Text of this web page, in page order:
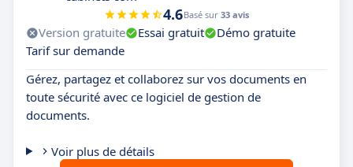
4.6Basé sur 33 avis
Version gratuite Essai gratuit
Démo gratuite
Tarif sur demande
Gérez, partagez et collaborez sur vos documents en
toute sécurité avec ce logiciel de gestion de
documents.
Voir plus de détails